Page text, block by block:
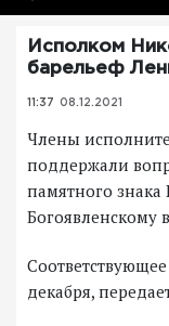
Исполком
барельеф
11:37 08.12.2021
Члены
поддержали
памятного
Богоявленскому
декабря,